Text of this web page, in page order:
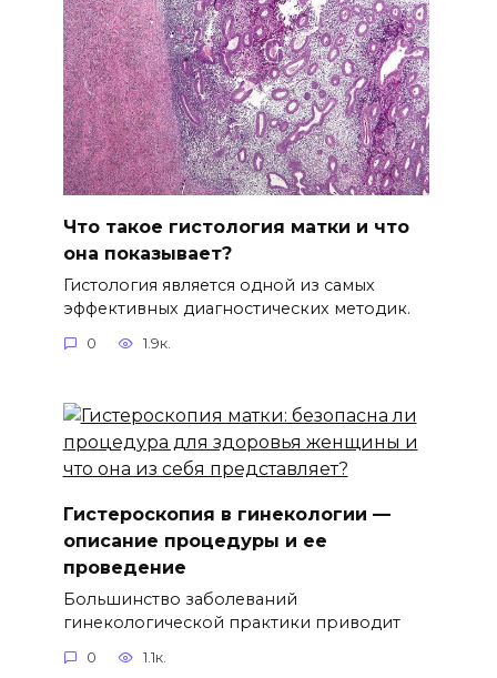
Что такое гистология матки и что
она показывает?
Гистология является одной из самых
эффективных диагностических методик.
0 1.9к.
Гистероскопия в гинекологии —
описание процедуры и ее
проведение
Большинство заболеваний
гинекологической практики приводит
0 1.1к.